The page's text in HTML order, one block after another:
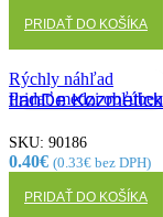
PRIDAŤ DO KOŠÍKA
Rýchly náhľad
Pridať medzi
tianDe
SKU: 90186
0.40€ (0.33€ bez DPH)
PRIDAŤ DO KOŠÍKA